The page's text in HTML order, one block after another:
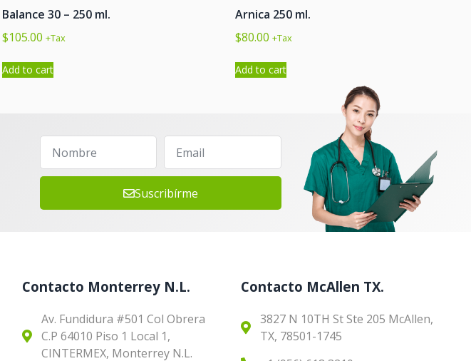
Balance 30 – 250 ml.
$105.00 +Tax
Add to cart
Arnica 250 ml.
$80.00 +Tax
Add to cart
Suscribírme
Contacto Monterrey N.L.
Av. Fundidura #501 Col Obrera
C.P 64010 Piso 1 Local 1,
CINTERMEX, Monterrey N.L.
Contacto McAllen TX.
3827 N 10TH St Ste 205 McAllen,
TX, 78501-1745